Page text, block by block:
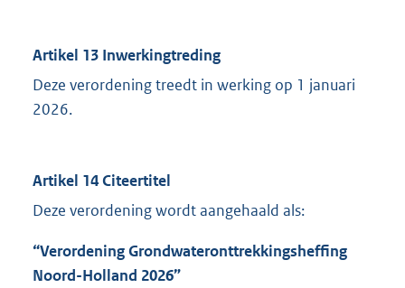
Artikel 13 Inwerkingtreding
Deze verordening treedt in werking op 1 januari
2026.
Artikel 14 Citeertitel
Deze verordening wordt aangehaald als:
“Verordening Grondwateronttrekkingsheffing
Noord-Holland 2026”